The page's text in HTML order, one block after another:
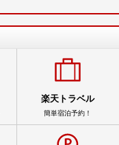
楽天トラベル
簡単宿泊予約！